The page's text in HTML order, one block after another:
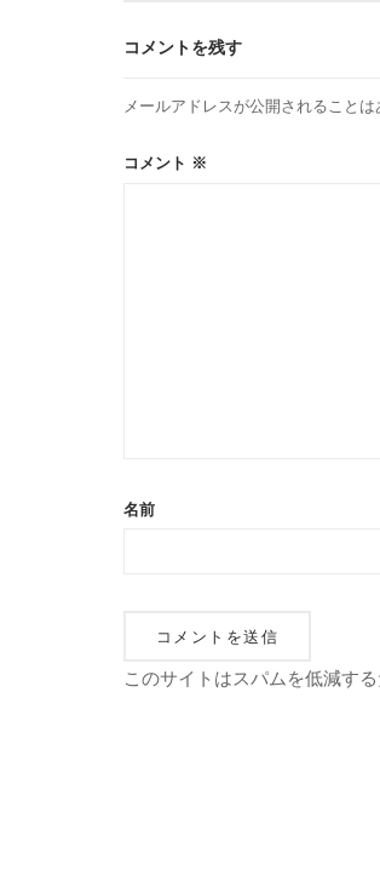
ゲ
ー
コメントを残す
メールアドレスが公開されることは
コメント ※
名前
このサイトはスパムを低減す